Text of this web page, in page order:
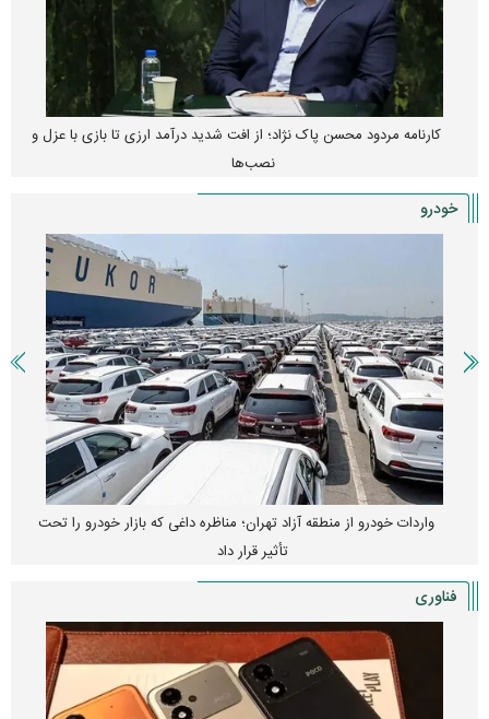
کارنامه مردود محسن پاک‌ نژاد؛ از افت شدید درآمد ارزی تا بازی با عزل و
نصب‌ها
خودرو
واردات خودرو از منطقه آزاد تهران؛ مناظره داغی که بازار خودرو را تحت
تأثیر قرار داد
فناوری